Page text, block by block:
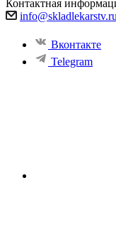
Контактная
info@skladlekarstv.ru
Вконтакте
Telegram